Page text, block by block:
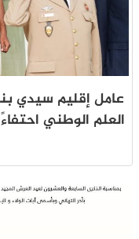
عامل إقليم سيدي
العلم الوطني احتفاءً بالذكرى